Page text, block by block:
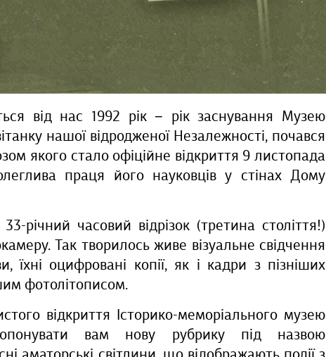
від нас 1992 рік − рік заснування Музею
нашої відродженої Незалежності, почався
якого стало офіційне відкриття 9 листопада
праця його науковців у стінах Дому
часовий відрізок (третина століття!)
Так творилось живе візуальне свідчення
їхні оцифровані копії, як і кадри з пізніших
фотолітописом.
відкриття Історико-меморіального музею
вам нову рубрику під назвою